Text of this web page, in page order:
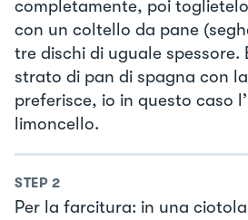
completamente, poi
con un coltello da pane
tre dischi di uguale spessore.
strato di pan di spagna con
preferisce, io in questo caso
limoncello.
STEP 2
Per la farcitura: in una